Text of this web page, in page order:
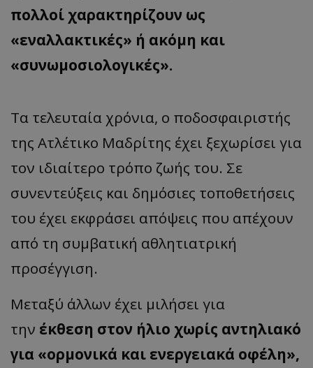
πολλοί χαρακτηρίζουν ως
«εναλλακτικές» ή ακόμη και
«συνωμοσιολογικές».
Τα τελευταία χρόνια, ο ποδοσφαιριστής
της Ατλέτικο Μαδρίτης έχει ξεχωρίσει για
τον ιδιαίτερο τρόπο ζωής του. Σε
συνεντεύξεις και δημόσιες τοποθετήσεις
του έχει εκφράσει απόψεις που απέχουν
από τη συμβατική αθλητιατρική
προσέγγιση.
Μεταξύ άλλων έχει μιλήσει για
την έκθεση στον ήλιο χωρίς αντηλιακό
για «ορμονικά και ενεργειακά οφέλη»,